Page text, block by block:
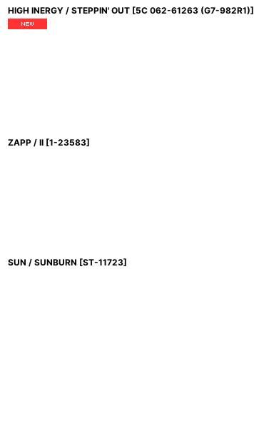
HIGH INERGY / STEPPIN' OUT [5C 062-61263 (G7-982R1)]
ZAPP / II [1-23583]
SUN / SUNBURN [ST-11723]